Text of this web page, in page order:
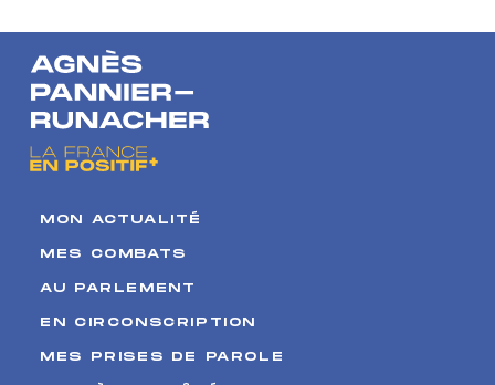
MON ACTUALITÉ
MES COMBATS
AU PARLEMENT
EN CIRCONSCRIPTION
MES PRISES DE PAROLE